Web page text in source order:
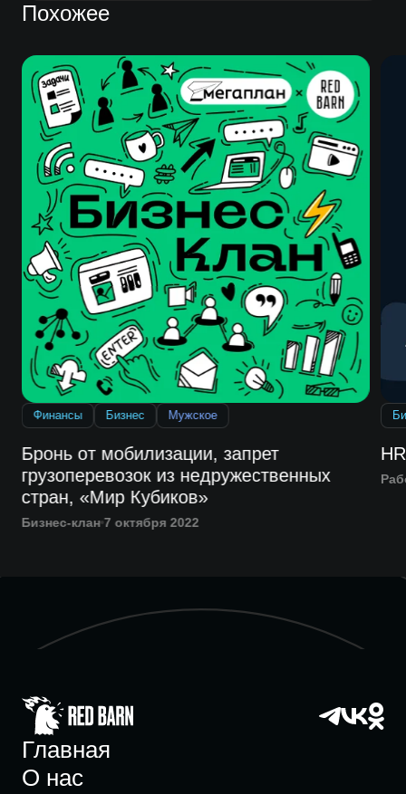
Похожее
Финансы Бизнес Мужское
Бронь от мобилизации, запрет
грузоперевозок из недружественных
стран, «Мир Кубиков»
Бизнес-клан 7 октября 2022
Главная
О нас